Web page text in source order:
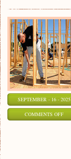
SEPTEMBER - 16 - 2025
COMMENTS OFFON